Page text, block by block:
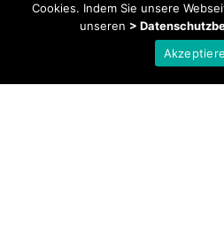
Cookies. Indem Sie unsere
unseren >